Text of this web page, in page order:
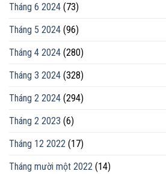
Tháng 6 2024 (73)
Tháng 5 2024 (96)
Tháng 4 2024 (280)
Tháng 3 2024 (328)
Tháng 2 2024 (294)
Tháng 2 2023 (6)
Tháng 12 2022 (17)
Tháng mười một 2022 (14)